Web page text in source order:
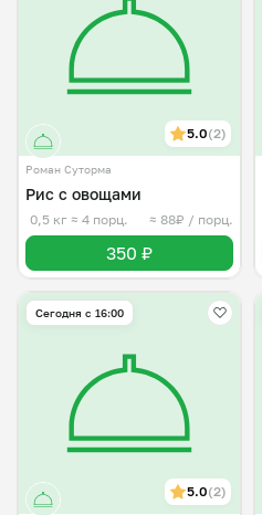
5.0(2)
Роман Суторма
Рис с овощами
0,5 кг ≈ 4 порц. ≈ 88₽ / порц.
350 ₽
Сегодня с 16:00
5.0(2)